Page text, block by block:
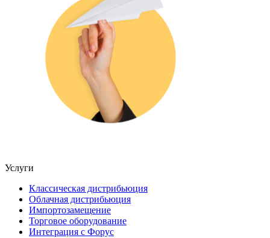
Услуги
Классическая дистрибьюция
Облачная дистрибьюция
Импортозамещение
Торговое оборудование
Интеграция с Форус